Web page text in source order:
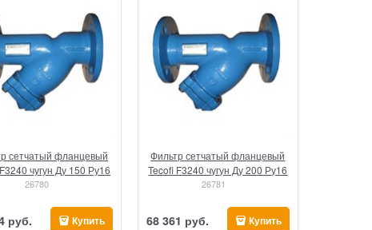
сетчатый фланцевый
чугун Ду 150 Ру16
26780
руб. Купить
Фильтр сетчатый фланцевый
Tecofi F3240 чугун Ду 200 Ру16
26781
68 361 руб. Купить